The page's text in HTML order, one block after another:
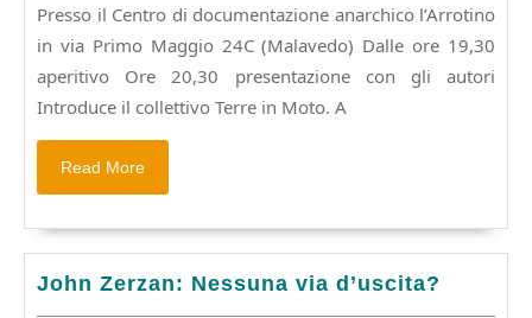
morte
o
del
libero
Presso il Centro di documentazione anarchico l’Arrotino
in via Primo Maggio 24C (Malavedo) Dalle ore 19,30
aperitivo Ore 20,30 presentazione con gli autori
Introduce il collettivo Terre in Moto. A
Read More
John Zerzan: Nessuna via d’uscita?
John